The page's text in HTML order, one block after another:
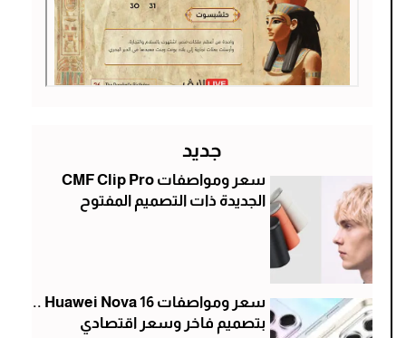
جديد
سعر ومواصفات CMF Clip Pro
الجديدة ذات التصميم المفتوح
سعر ومواصفات Huawei Nova 16 ..
بتصميم فاخر وسعر اقتصادي